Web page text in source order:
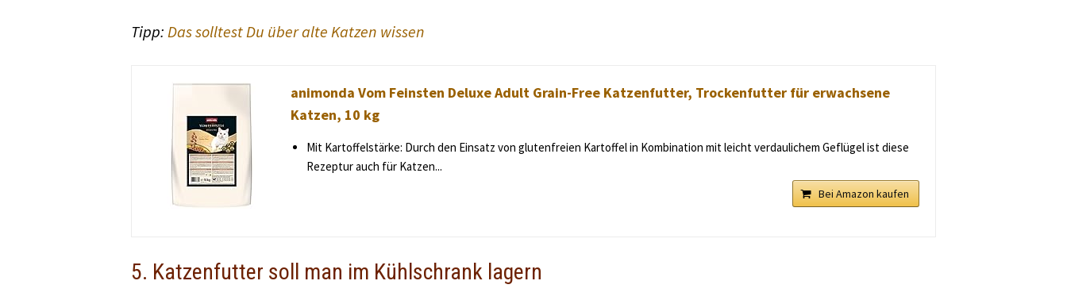
Tipp:Das solltest Du über alte Katzen wissen
animonda Vom Feinsten Deluxe Adult Grain-Free Katzenfutter, Trockenfutter für erwachsene
Katzen, 10 kg
Mit Kartoffelstärke: Durch den Einsatz von glutenfreien Kartoffel in Kombination mit leicht verdaulichem Geflügel ist diese
Rezeptur auch für Katzen...
Bei Amazon kaufen
5. Katzenfutter soll man im Kühlschrank lagern